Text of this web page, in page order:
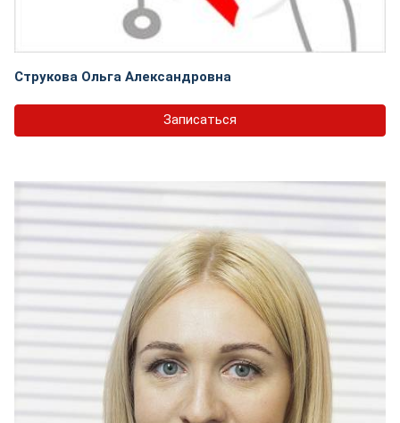
Струкова Ольга Александровна
Записаться